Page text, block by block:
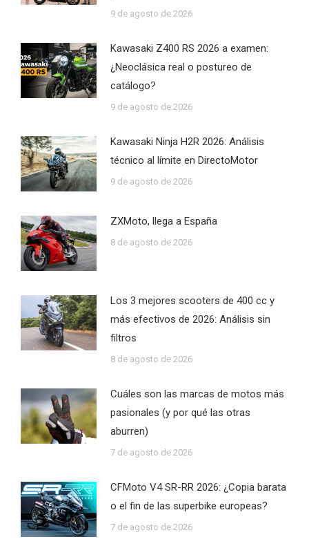
9 de agosto de 2026
Kawasaki Z400 RS 2026 a examen:
¿Neoclásica real o postureo de
catálogo?
9 de agosto de 2026
Kawasaki Ninja H2R 2026: Análisis
técnico al límite en DirectoMotor
9 de agosto de 2026
ZXMoto, llega a España
8 de agosto de 2026
Los 3 mejores scooters de 400 cc y
más efectivos de 2026: Análisis sin
filtros
8 de agosto de 2026
Cuáles son las marcas de motos más
pasionales (y por qué las otras
aburren)
7 de agosto de 2026
CFMoto V4 SR-RR 2026: ¿Copia barata
o el fin de las superbike europeas?
7 de agosto de 2026